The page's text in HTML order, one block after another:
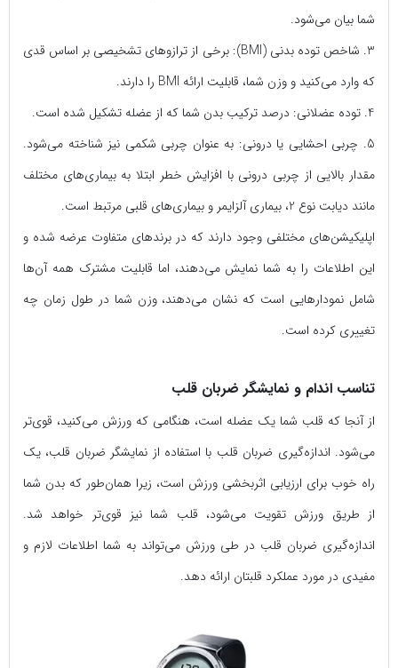
شما بیان می‌شود.
3. شاخص توده بدنی (BMI): برخی از ترازوهای تشخیصی بر اساس قدی
که وارد می‌کنید و وزن شما، قابلیت ارائه BMI را دارند.
4. توده عضلانی: درصد ترکیب بدن شما که از عضله تشکیل شده است.
5. چربی احشایی یا درونی: به عنوان چربی شکمی نیز شناخته می‌شود.
مقدار بالایی از چربی درونی با افزایش خطر ابتلا به بیماری‌های مختلف
مانند دیابت نوع 2، بیماری آلزایمر و بیماری‌های قلبی مرتبط است.
اپلیکیشن‌های مختلفی وجود دارند که در برندهای متفاوت عرضه شده و
این اطلاعات را به شما نمایش می‌دهند، اما قابلیت مشترک همه آن‌ها
شامل نمودارهایی است که نشان می‌دهند، وزن شما در طول زمان چه
تغییری کرده است.
تناسب اندام و نمایشگر ضربان قلب
از آنجا که قلب شما یک عضله است، هنگامی‌ که ورزش می‌کنید، قوی‌تر
می‌شود. اندازه‌گیری ضربان قلب با استفاده از نمایشگر ضربان قلب، یک
راه خوب برای ارزیابی اثربخشی ورزش است، زیرا همان‌طور که بدن شما
از طریق ورزش تقویت می‌شود، قلب شما نیز قوی‌تر خواهد شد.
اندازه‌گیری ضربان قلب در طی ورزش می‌تواند به شما اطلاعات لازم و
مفیدی در مورد عملکرد قلبتان ارائه دهد.